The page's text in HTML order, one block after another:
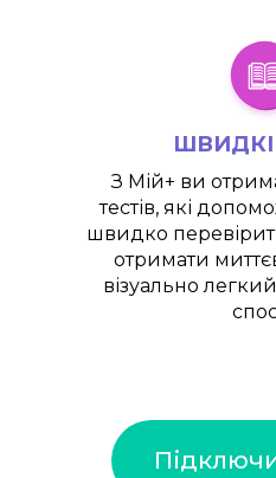
З Мій+ ви
тестів, які
швидко
отримати
візуально